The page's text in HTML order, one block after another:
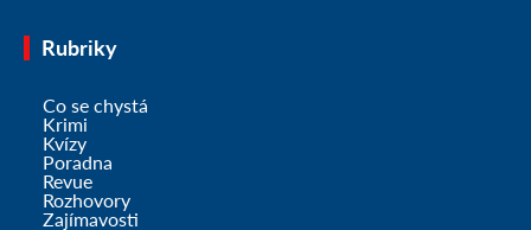
Rubriky
Co se chystá
Krimi
Kvízy
Poradna
Revue
Rozhovory
Zajímavosti